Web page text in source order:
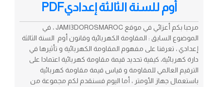
أوم للسنة الثالثة إعداديPDF
مرحبا بكم أعزائي في موقع JAMI3DOROSMAROC ، في
الموضوع السابق : المقاومة الكهربائية وقانون أوم السنة الثالثة
إعدادي ، تعرفنا على مفهوم المقاومة الكهربائية و تأثيرها في
دارة كهربائية، كيفية تحديد قيمة مقاومة كهربائية اعتمادا على
الترقيم العالمي للمقاومة و قياس قيمة مقاومة كهربائية
باستعمال جهاز الأومتر ، أما اليوم فسنقدم لكم مجموعة من